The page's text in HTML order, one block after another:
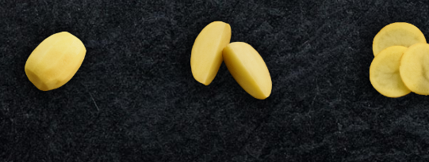
„Kleine
Runde“
für Pell- oder
Bratkartoffeln
Zu den Produkten >
Schnitze
für die schwäbische
Küche
Zu den Produkten >
für Salate,
Zu den